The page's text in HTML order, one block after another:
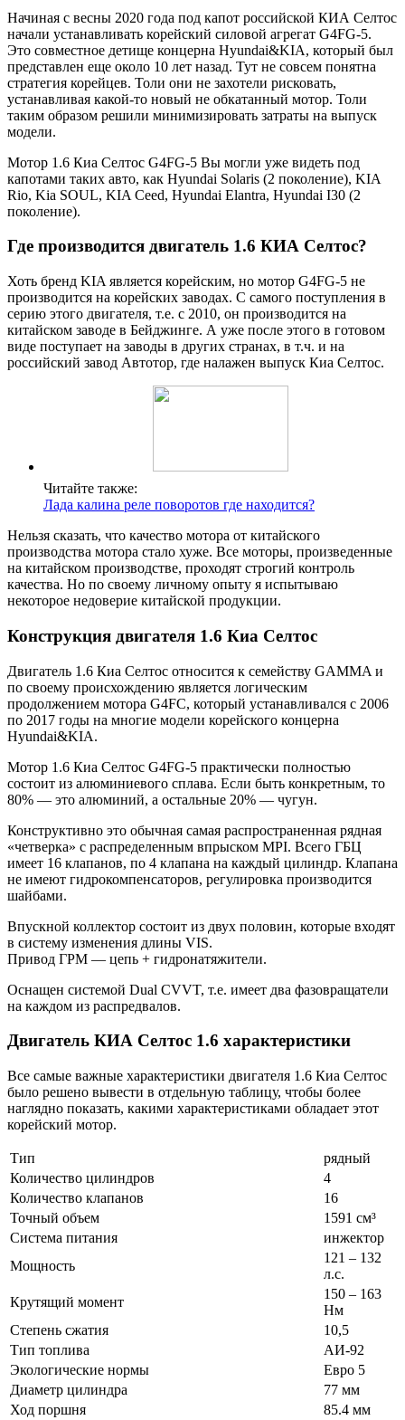
Начиная с весны 2020 года под капот российской КИА Селтос
начали устанавливать корейский силовой агрегат G4FG-5.
Это совместное детище концерна Hyundai&KIA, который был
представлен еще около 10 лет назад. Тут не совсем понятна
стратегия корейцев. Толи они не захотели рисковать,
устанавливая какой-то новый не обкатанный мотор. Толи
таким образом решили минимизировать затраты на выпуск
модели.
Мотор 1.6 Киа Селтос G4FG-5 Вы могли уже видеть под
капотами таких авто, как Hyundai Solaris (2 поколение), KIA
Rio, Kia SOUL, KIA Ceed, Hyundai Elantra, Hyundai I30 (2
поколение).
Где производится двигатель 1.6 КИА Селтос?
Хоть бренд KIA является корейским, но мотор G4FG-5 не
производится на корейских заводах. С самого поступления в
серию этого двигателя, т.е. с 2010, он производится на
китайском заводе в Бейджинге. А уже после этого в готовом
виде поступает на заводы в других странах, в т.ч. и на
российский завод Автотор, где налажен выпуск Киа Селтос.
Читайте также:
Лада калина реле поворотов где находится?
Нельзя сказать, что качество мотора от китайского
производства мотора стало хуже. Все моторы, произведенные
на китайском производстве, проходят строгий контроль
качества. Но по своему личному опыту я испытываю
некоторое недоверие китайской продукции.
Конструкция двигателя 1.6 Киа Селтос
Двигатель 1.6 Киа Селтос относится к семейству GAMMA и
по своему происхождению является логическим
продолжением мотора G4FC, который устанавливался с 2006
по 2017 годы на многие модели корейского концерна
Hyundai&KIA.
Мотор 1.6 Киа Селтос G4FG-5 практически полностью
состоит из алюминиевого сплава. Если быть конкретным, то
80% — это алюминий, а остальные 20% — чугун.
Конструктивно это обычная самая распространенная рядная
«четверка» с распределенным впрыском MPI. Всего ГБЦ
имеет 16 клапанов, по 4 клапана на каждый цилиндр. Клапана
не имеют гидрокомпенсаторов, регулировка производится
шайбами.
Впускной коллектор состоит из двух половин, которые входят
в систему изменения длины VIS.
Привод ГРМ — цепь + гидронатяжители.
Оснащен системой Dual CVVT, т.е. имеет два фазовращатели
на каждом из распредвалов.
Двигатель КИА Селтос 1.6 характеристики
Все самые важные характеристики двигателя 1.6 Киа Селтос
было решено вывести в отдельную таблицу, чтобы более
наглядно показать, какими характеристиками обладает этот
корейский мотор.
Тип
рядный
Количество цилиндров
4
Количество клапанов
16
Точный объем
1591 см³
Система питания
инжектор
Мощность
121 – 132
л.с.
Крутящий момент
150 – 163
Нм
Степень сжатия
10,5
Тип топлива
АИ-92
Экологические нормы
Евро 5
Диаметр цилиндра
77 мм
Ход поршня
85.4 мм